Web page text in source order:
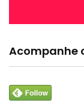
Acompanhe